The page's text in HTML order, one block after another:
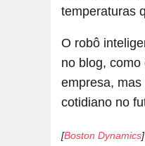
temperaturas
O robô
no blog, como
empresa,
cotidiano no
[Boston Dynamics]